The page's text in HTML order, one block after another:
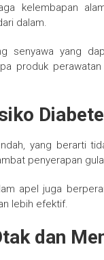
kelembapan
dalam.
senyawa yang
produk
yang berarti
penyerapan
apel juga
lebih efektif.
dan